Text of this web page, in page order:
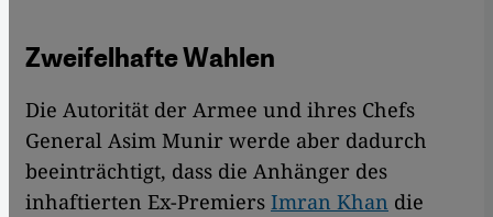
Zweifelhafte Wahlen
Die Autorität der Armee und ihres Chefs
General Asim Munir werde aber dadurch
beeinträchtigt, dass die Anhänger des
inhaftierten Ex-Premiers Imran Khan die